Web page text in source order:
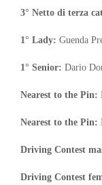
3° Netto di terza
1° Lady: Guenda
1° Senior: Dario
Nearest to the Pin:
Nearest to the Pin:
Driving Contest
Driving Contest